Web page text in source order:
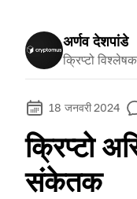
अर्णव देशपांडे
क्रिप्टो
18 जनवरी 2024
क्रिप्टो
संकेतक